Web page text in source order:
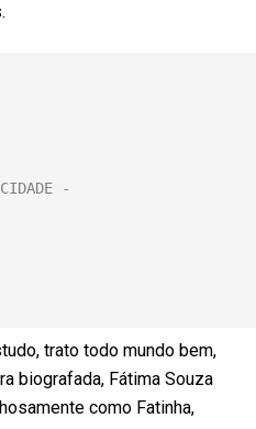
trato todo mundo bem,
biografada, Fátima Souza
como Fatinha,